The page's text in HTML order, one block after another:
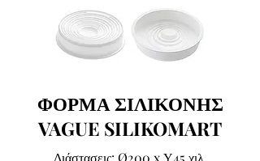
ΦΟΡΜΑ ΣΙΛΙΚΟΝΗΣ
VAGUE SILIKOMART
Διάστασεις: Ø200 x Υ45 χιλ.